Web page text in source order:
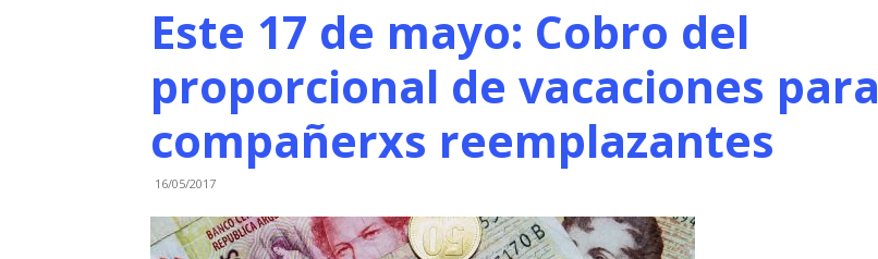
Este 17 de mayo: Cobro del
proporcional de vacaciones para
compañerxs reemplazantes
16/05/2017